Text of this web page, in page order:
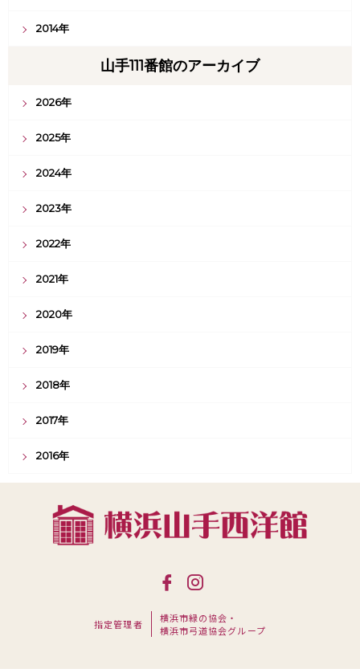
2014年
山手111番館のアーカイブ
2026年
2025年
2024年
2023年
2022年
2021年
2020年
2019年
2018年
2017年
2016年
指定管理者
横浜市緑の協会・
横浜市弓道協会グループ